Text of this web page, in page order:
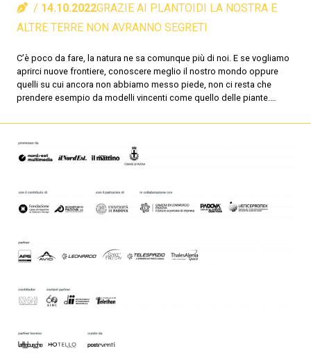
14.10.2022GRAZIE AI PLANTOIDI LA NOSTRA E
ALTRE TERRE NON AVRANNO SEGRETI
C’è poco da fare, la natura ne sa comunque più di noi. E se vogliamo
aprirci nuove frontiere, conoscere meglio il nostro mondo oppure
quelli su cui ancora non abbiamo messo piede, non ci resta che
prendere esempio da modelli vincenti come quello delle piante.…